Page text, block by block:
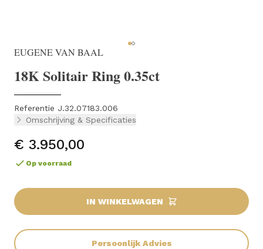
EUGENE VAN BAAL
18K Solitair Ring 0.35ct
Referentie J.32.07183.006
Omschrijving & Specificaties
€ 3.950,00
Op voorraad
IN WINKELWAGEN
Persoonlijk Advies